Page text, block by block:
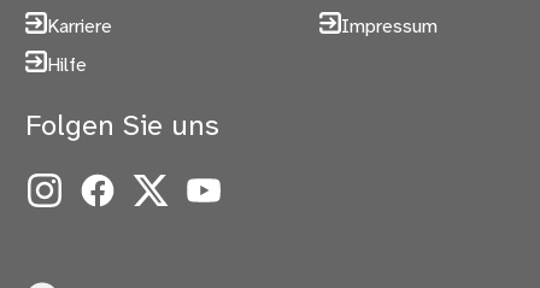
Karriere
Hilfe
Impressum
Folgen Sie uns
InstagramFacebook
X YouTube